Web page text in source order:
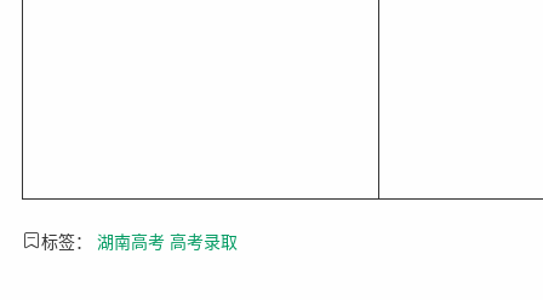
标签： 湖南高考 高考录取